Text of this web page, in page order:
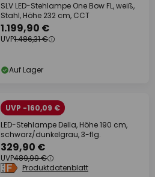
SLV LED-Stehlampe One Bow FL, weiß,
Stahl, Höhe 232 cm, CCT
1.199,90 €
UVP1.486,31 €
Auf Lager
UVP -160,09 €
LED-Stehlampe Della, Höhe 190 cm,
schwarz/dunkelgrau, 3-flg.
329,90 €
UVP489,99 €
Produktdatenblatt